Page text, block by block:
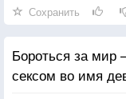
счастливой, по-
помнящей от
должен был
но испугался и
Сохранить
Бороться за мир
сексом во имя